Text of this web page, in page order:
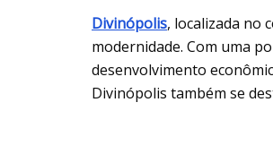
Divinópolis, localizada no
modernidade. Com uma
desenvolvimento
Divinópolis também se